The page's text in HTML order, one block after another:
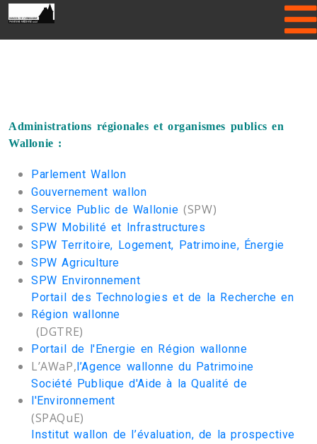
Please enter Gallery folder name or
Administrations régionales et organismes publics en
Wallonie :
Parlement Wallon
Gouvernement wallon
Service Public de Wallonie (SPW)
SPW Mobilité et Infrastructures
SPW Territoire, Logement, Patrimoine, Énergie
SPW Agriculture
SPW Environnement
Portail des Technologies et de la Recherche en
Région wallonne
(DGTRE)
Portail de l'Energie en Région wallonne
L’AWaP,l’Agence wallonne du Patrimoine
Société Publique d'Aide à la Qualité de
l'Environnement
(SPAQuE)
Institut wallon de l’évaluation, de la prospective